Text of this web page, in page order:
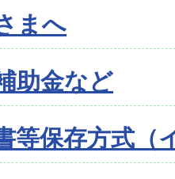
まへ
助金など
等保存方式（